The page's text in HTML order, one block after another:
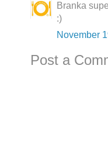
Branka
:)
November
Post a